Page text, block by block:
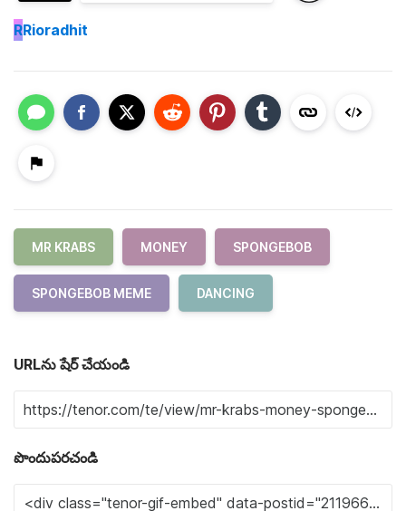
RRioradhit
MR KRABS MONEY SPONGEBOB
SPONGEBOB MEME DANCING
URLను షేర్ చేయండి
పొందుపరచండి